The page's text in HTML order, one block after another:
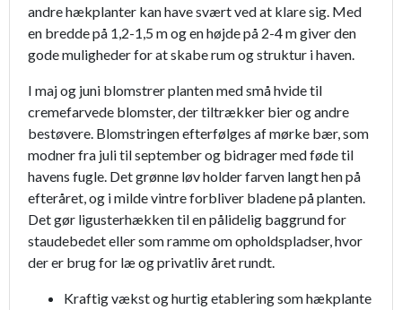
andre hækplanter kan have svært ved at klare sig. Med
en bredde på 1,2-1,5 m og en højde på 2-4 m giver den
gode muligheder for at skabe rum og struktur i haven.
I maj og juni blomstrer planten med små hvide til
cremefarvede blomster, der tiltrækker bier og andre
bestøvere. Blomstringen efterfølges af mørke bær, som
modner fra juli til september og bidrager med føde til
havens fugle. Det grønne løv holder farven langt hen på
efteråret, og i milde vintre forbliver bladene på planten.
Det gør ligusterhækken til en pålidelig baggrund for
staudebedet eller som ramme om opholdspladser, hvor
der er brug for læ og privatliv året rundt.
Kraftig vækst og hurtig etablering som hækplante